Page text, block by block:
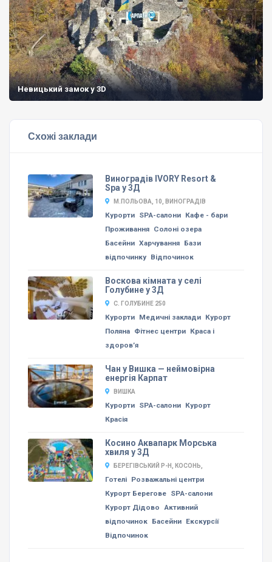
Невицький замок у 3D
Схожі заклади
Виноградів IVORY Resort &
Spa у 3Д
М.ПОЛЬОВА, 10, ВИНОГРАДІВ
Курорти SPA-салони Кафе - бари
Проживання Солоні озера
Басейни Харчування Бази
відпочинку Відпочинок
Воскова кімната у селі
Голубине у 3Д
С. ГОЛУБИНЕ 250
Курорти Медичні заклади Курорт
Поляна Фітнес центри Краса і
здоров’я
Чан у Вишка — неймовірна
енергія Карпат
ВИШКА
Курорти SPA-салони Курорт
Красія
Косино Аквапарк Морська
хвиля у 3Д
БЕРЕГІВСЬКИЙ Р-Н, КОСОНЬ,
Готелі Розважальні центри
Курорт Берегове SPA-салони
Курорт Дідово Активний
відпочинок Басейни Екскурсії
Відпочинок